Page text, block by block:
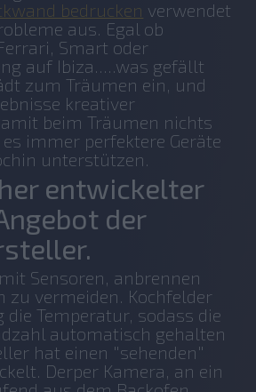
bedrucken verwendet
aus. Egal ob
Smart oder
auf Ibiza.....was gefällt
zum Träumen ein, und
kreativer
beim Träumen nichts
immer perfektere Geräte
unterstützen.
entwickelter
der
Sensoren, anbrennen
zu vermeiden. Kochfelder
die Temperatur, sodass die
automatisch gehalten
hat einen "sehenden"
Derper Kamera, an ein